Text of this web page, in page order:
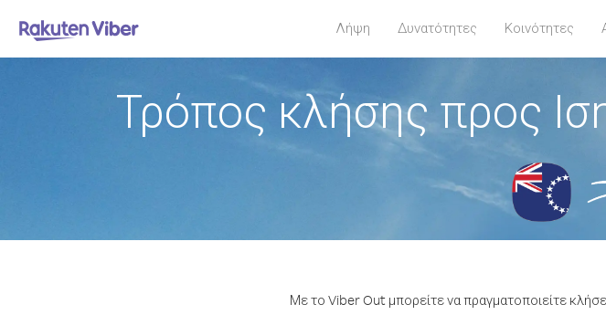
Λήψη Δυνατότητες Κοινότητες
Τρόπος κλήσης προς
Με το Viber Out μπορείτε να πραγματοποιείτε